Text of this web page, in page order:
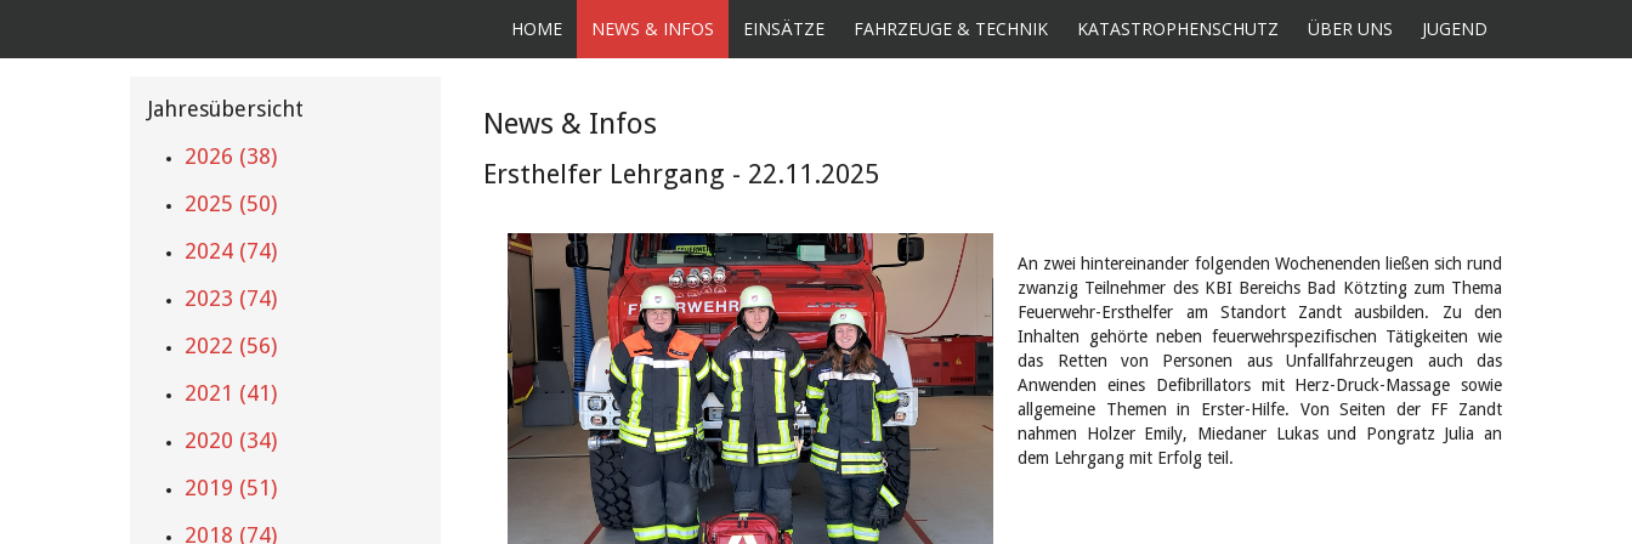
HOME NEWS & INFOS EINSÄTZE FAHRZEUGE & TECHNIK KATASTROPHENSCHUTZ ÜBER UNS JUGEND
News & Infos
Ersthelfer Lehrgang - 22.11.2025
An zwei hintereinander folgenden Wochenenden ließen sich rund
zwanzig Teilnehmer des KBI Bereichs Bad Kötzting zum Thema
Feuerwehr-Ersthelfer am Standort Zandt ausbilden. Zu den
Inhalten gehörte neben feuerwehrspezifischen Tätigkeiten wie
das Retten von Personen aus Unfallfahrzeugen auch das
Anwenden eines Defibrillators mit Herz-Druck-Massage sowie
allgemeine Themen in Erster-Hilfe. Von Seiten der FF Zandt
nahmen Holzer Emily, Miedaner Lukas und Pongratz Julia an
dem Lehrgang mit Erfolg teil.
Jahresübersicht
2026 (38)
2025 (50)
2024 (74)
2023 (74)
2022 (56)
2021 (41)
2020 (34)
2019 (51)
2018 (74)